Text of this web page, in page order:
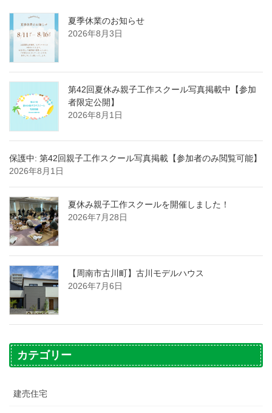
夏季休業のお知らせ
2026年8月3日
第42回夏休み親子工作スクール写真掲載中【参加
者限定公開】
2026年8月1日
保護中: 第42回親子工作スクール写真掲載【参加者のみ閲覧可能】
2026年8月1日
夏休み親子工作スクールを開催しました！
2026年7月28日
【周南市古川町】古川モデルハウス
2026年7月6日
カテゴリー
建売住宅